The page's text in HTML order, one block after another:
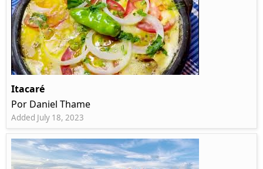
Itacaré
Por Daniel Thame
Added July 18, 2023